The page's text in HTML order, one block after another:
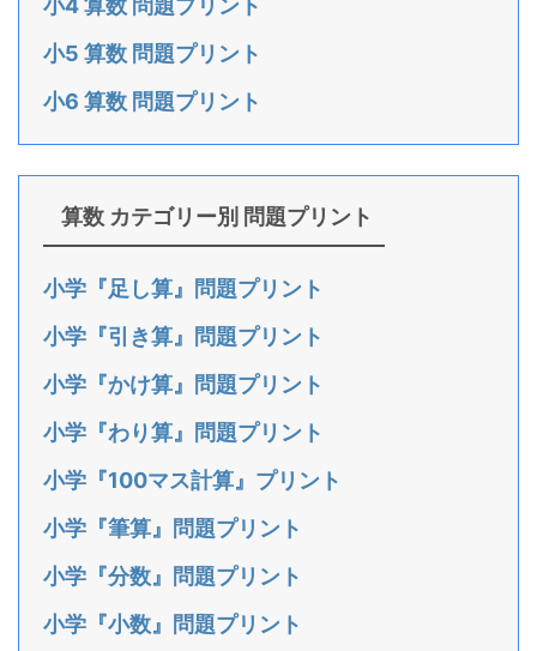
小5 算数 問題プリント
小6 算数 問題プリント
算数 カテゴリー別 問題プリント
小学『足し算』問題プリント
小学『引き算』問題プリント
小学『かけ算』問題プリント
小学『わり算』問題プリント
小学『100マス計算』プリント
小学『筆算』問題プリント
小学『分数』問題プリント
小学『小数』問題プリント